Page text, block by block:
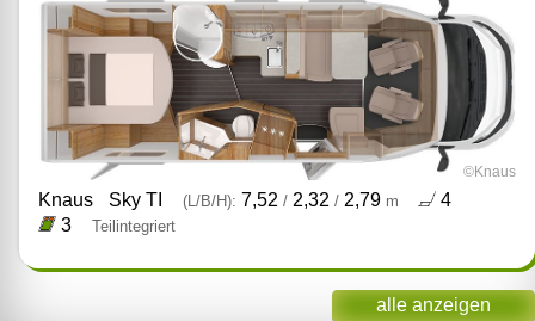
©Knaus
Knaus Sky TI (L/B/H): 7,52 /2,32 /2,79 m
4
3
Teilintegriert
alle anzeigen